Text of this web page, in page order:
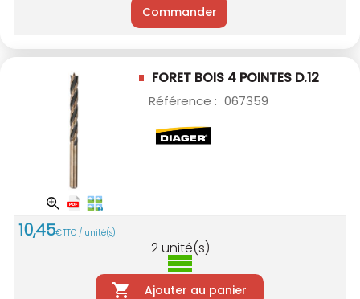
Commander
FORET BOIS 4 POINTES D.12
Référence : 067359
10,45€TTC / unité(s)
2unité(s)
Ajouter au panier